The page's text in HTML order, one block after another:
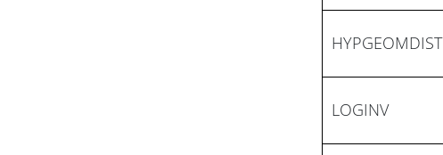
HYPGEOMDIST
LOGINV